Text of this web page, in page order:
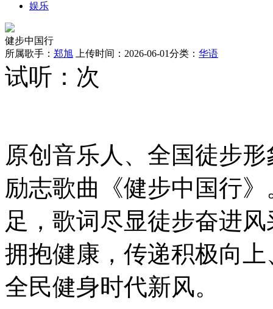
娱乐
健步中国行
所属歌手： 郑旭 上传时间：2026-06-01分类： 华语
试听： 次
原创音乐人、全国徒步
励志歌曲《健步中国行
足，歌词尽显徒步奋进
拥抱健康，传递积极向
全民健身时代新风。